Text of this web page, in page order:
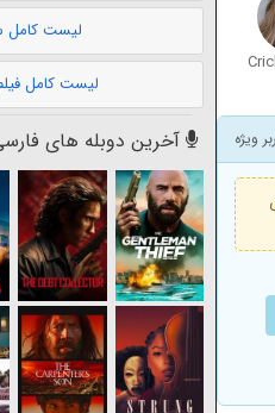
لیست کامل
لیست کامل
آخرین دوبله های